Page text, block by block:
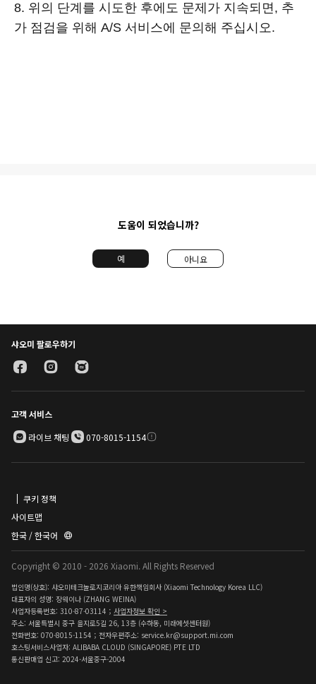
8. 위의 단계를 시도한 후에도 문제가 지속되면, 추
가 점검을 위해 A/S 서비스에 문의해 주십시오.
도움이 되었습니까?
예 아니요
샤오미 팔로우하기
고객 서비스
라이브 채팅
070-8015-1154
쿠키 정책
사이트맵
한국 / 한국어
Copyright © 2010 - 2026 Xiaomi. All Rights Reserved
법인명(상호): 샤오미테크놀로지코리아 유한책임회사 (Xiaomi Technology Korea LLC)
대표자의 성명: 장웨이나 (ZHANG WEINA)
사업자등록번호: 310-87-03114； 사업자정보 확인 >
주소: 서울특별시 중구 을지로5길 26, 13층 (수하동, 미래에셋센터원)
전화번호: 070-8015-1154；전자우편주소: service.kr@support.mi.com
호스팅서비스사업자: ALIBABA CLOUD (SINGAPORE) PTE LTD
통신판매업 신고: 2024-서울중구-2004